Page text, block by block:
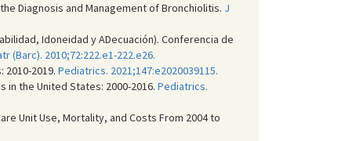
Diagnosis and Management of Bronchiolitis. J
Idoneidad y ADecuación). Conferencia de
(Barc). 2010;72:222.e1-222.e26.
2010-2019. Pediatrics. 2021;147:e2020039115.
in the United States: 2000-2016. Pediatrics.
Unit Use, Mortality, and Costs From 2004 to